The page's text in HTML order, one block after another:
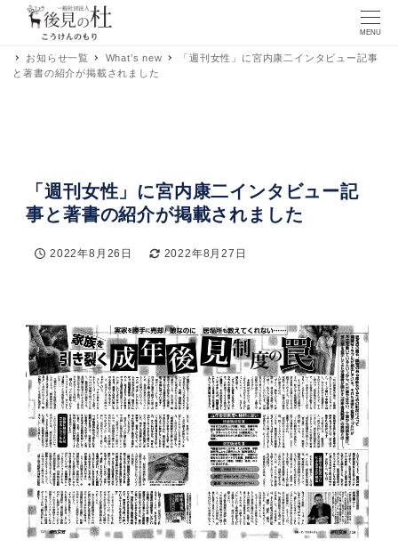
MENU
お知らせ一覧 What’s new
「週刊女性」に宮内康二インタビュー記事
と著書の紹介が掲載されました
「週刊女性」に宮内康二インタビュー記
事と著書の紹介が掲載されました
投稿日
2022年8月26日
更新日
2022年8月27日